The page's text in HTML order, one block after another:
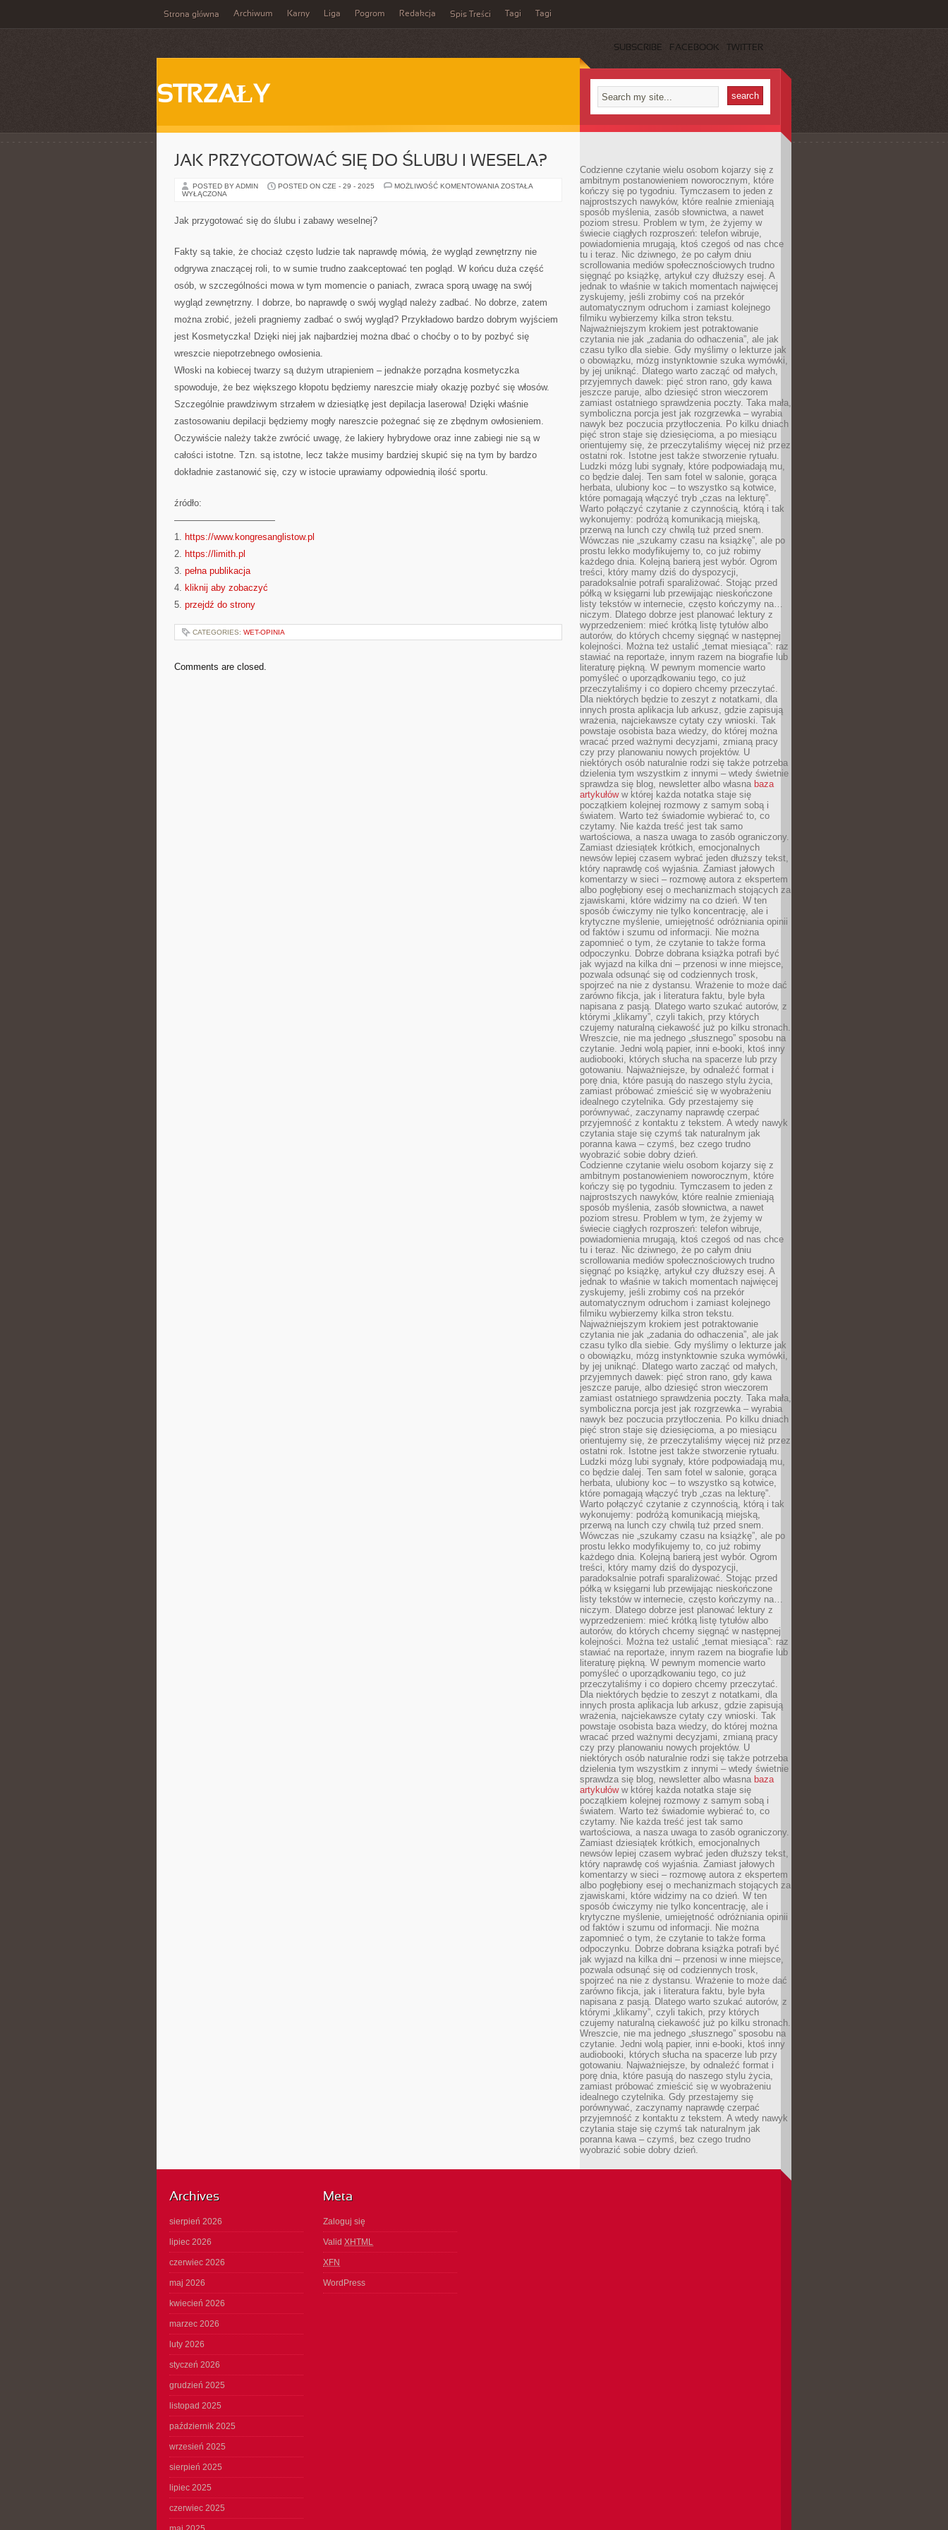
Strona główna Archiwum Karny Liga Pogrom Redakcja Spis Treści Tagi Tagi
SUBSCRIBE FACEBOOK TWITTER
STRZAŁY
JAK PRZYGOTOWAĆ SIĘ DO ŚLUBU I WESELA?
POSTED BY ADMIN POSTED ON CZE - 29 - 2025 MOŻLIWOŚĆ KOMENTOWANIA JAK
ZOSTAŁA
WYŁĄCZONA
Jak przygotować się do ślubu i zabawy weselnej?
Fakty są takie, że chociaż często ludzie tak naprawdę mówią, że wygląd zewnętrzny nie
odgrywa znaczącej roli, to w sumie trudno zaakceptować ten pogląd. W końcu duża część
osób, w szczególności mowa w tym momencie o paniach, zwraca sporą uwagę na swój
wygląd zewnętrzny. I dobrze, bo naprawdę o swój wygląd należy zadbać. No dobrze, zatem
można zrobić, jeżeli pragniemy zadbać o swój wygląd? Przykładowo bardzo dobrym wyjściem
jest Kosmetyczka! Dzięki niej jak najbardziej można dbać o choćby o to by pozbyć się
wreszcie niepotrzebnego owłosienia.
Włoski na kobiecej twarzy są dużym utrapieniem – jednakże porządna kosmetyczka
spowoduje, że bez większego kłopotu będziemy nareszcie miały okazję pozbyć się włosów.
Szczególnie prawdziwym strzałem w dziesiątkę jest depilacja laserowa! Dzięki właśnie
zastosowaniu depilacji będziemy mogły nareszcie pożegnać się ze zbędnym owłosieniem.
Oczywiście należy także zwrócić uwagę, że lakiery hybrydowe oraz inne zabiegi nie są w
całości istotne. Tzn. są istotne, lecz także musimy bardziej skupić się na tym by bardzo
dokładnie zastanowić się, czy w istocie uprawiamy odpowiednią ilość sportu.
źródło:
———————————
1. https://www.kongresanglistow.pl
2. https://limith.pl
3. pełna publikacja
4. kliknij aby zobaczyć
5. przejdź do strony
CATEGORIES: WET-OPINIA
Comments are closed.
Codzienne czytanie wielu osobom kojarzy się z
ambitnym postanowieniem noworocznym, które
kończy się po tygodniu. Tymczasem to jeden z
najprostszych nawyków, które realnie zmieniają
sposób myślenia, zasób słownictwa, a nawet
poziom stresu. Problem w tym, że żyjemy w
świecie ciągłych rozproszeń: telefon wibruje,
powiadomienia mrugają, ktoś czegoś od nas chce
tu i teraz. Nic dziwnego, że po całym dniu
scrollowania mediów społecznościowych trudno
sięgnąć po książkę, artykuł czy dłuższy esej. A
jednak to właśnie w takich momentach najwięcej
zyskujemy, jeśli zrobimy coś na przekór
automatycznym odruchom i zamiast kolejnego
filmiku wybierzemy kilka stron tekstu.
Najważniejszym krokiem jest potraktowanie
czytania nie jak „zadania do odhaczenia”, ale jak
czasu tylko dla siebie. Gdy myślimy o lekturze jak
o obowiązku, mózg instynktownie szuka wymówki,
by jej uniknąć. Dlatego warto zacząć od małych,
przyjemnych dawek: pięć stron rano, gdy kawa
jeszcze paruje, albo dziesięć stron wieczorem
zamiast ostatniego sprawdzenia poczty. Taka mała,
symboliczna porcja jest jak rozgrzewka – wyrabia
nawyk bez poczucia przytłoczenia. Po kilku dniach
pięć stron staje się dziesięcioma, a po miesiącu
orientujemy się, że przeczytaliśmy więcej niż przez
ostatni rok. Istotne jest także stworzenie rytuału.
Ludzki mózg lubi sygnały, które podpowiadają mu,
co będzie dalej. Ten sam fotel w salonie, gorąca
herbata, ulubiony koc – to wszystko są kotwice,
które pomagają włączyć tryb „czas na lekturę”.
Warto połączyć czytanie z czynnością, którą i tak
wykonujemy: podróżą komunikacją miejską,
przerwą na lunch czy chwilą tuż przed snem.
Wówczas nie „szukamy czasu na książkę”, ale po
prostu lekko modyfikujemy to, co już robimy
każdego dnia. Kolejną barierą jest wybór. Ogrom
treści, który mamy dziś do dyspozycji,
paradoksalnie potrafi sparaliżować. Stojąc przed
półką w księgarni lub przewijając nieskończone
listy tekstów w internecie, często kończymy na…
niczym. Dlatego dobrze jest planować lektury z
wyprzedzeniem: mieć krótką listę tytułów albo
autorów, do których chcemy sięgnąć w następnej
kolejności. Można też ustalić „temat miesiąca”: raz
stawiać na reportaże, innym razem na biografie lub
literaturę piękną. W pewnym momencie warto
pomyśleć o uporządkowaniu tego, co już
przeczytaliśmy i co dopiero chcemy przeczytać.
Dla niektórych będzie to zeszyt z notatkami, dla
innych prosta aplikacja lub arkusz, gdzie zapisują
wrażenia, najciekawsze cytaty czy wnioski. Tak
powstaje osobista baza wiedzy, do której można
wracać przed ważnymi decyzjami, zmianą pracy
czy przy planowaniu nowych projektów. U
niektórych osób naturalnie rodzi się także potrzeba
dzielenia tym wszystkim z innymi – wtedy świetnie
sprawdza się blog, newsletter albo własna baza
artykułóww której każda notatka staje się
początkiem kolejnej rozmowy z samym sobą i
światem. Warto też świadomie wybierać to, co
czytamy. Nie każda treść jest tak samo
wartościowa, a nasza uwaga to zasób ograniczony.
Zamiast dziesiątek krótkich, emocjonalnych
newsów lepiej czasem wybrać jeden dłuższy tekst,
który naprawdę coś wyjaśnia. Zamiast jałowych
komentarzy w sieci – rozmowę autora z ekspertem
albo pogłębiony esej o mechanizmach stojących za
zjawiskami, które widzimy na co dzień. W ten
sposób ćwiczymy nie tylko koncentrację, ale i
krytyczne myślenie, umiejętność odróżniania opinii
od faktów i szumu od informacji. Nie można
zapomnieć o tym, że czytanie to także forma
odpoczynku. Dobrze dobrana książka potrafi być
jak wyjazd na kilka dni – przenosi w inne miejsce,
pozwala odsunąć się od codziennych trosk,
spojrzeć na nie z dystansu. Wrażenie to może dać
zarówno fikcja, jak i literatura faktu, byle była
napisana z pasją. Dlatego warto szukać autorów, z
którymi „klikamy”, czyli takich, przy których
czujemy naturalną ciekawość już po kilku stronach.
Wreszcie, nie ma jednego „słusznego” sposobu na
czytanie. Jedni wolą papier, inni e-booki, ktoś inny
audiobooki, których słucha na spacerze lub przy
gotowaniu. Najważniejsze, by odnaleźć format i
porę dnia, które pasują do naszego stylu życia,
zamiast próbować zmieścić się w wyobrażeniu
idealnego czytelnika. Gdy przestajemy się
porównywać, zaczynamy naprawdę czerpać
przyjemność z kontaktu z tekstem. A wtedy nawyk
czytania staje się czymś tak naturalnym jak
poranna kawa – czymś, bez czego trudno
wyobrazić sobie dobry dzień.
Codzienne czytanie wielu osobom kojarzy się z
ambitnym postanowieniem noworocznym, które
kończy się po tygodniu. Tymczasem to jeden z
najprostszych nawyków, które realnie zmieniają
sposób myślenia, zasób słownictwa, a nawet
poziom stresu. Problem w tym, że żyjemy w
świecie ciągłych rozproszeń: telefon wibruje,
powiadomienia mrugają, ktoś czegoś od nas chce
tu i teraz. Nic dziwnego, że po całym dniu
scrollowania mediów społecznościowych trudno
sięgnąć po książkę, artykuł czy dłuższy esej. A
jednak to właśnie w takich momentach najwięcej
zyskujemy, jeśli zrobimy coś na przekór
automatycznym odruchom i zamiast kolejnego
filmiku wybierzemy kilka stron tekstu.
Najważniejszym krokiem jest potraktowanie
czytania nie jak „zadania do odhaczenia”, ale jak
czasu tylko dla siebie. Gdy myślimy o lekturze jak
o obowiązku, mózg instynktownie szuka wymówki,
by jej uniknąć. Dlatego warto zacząć od małych,
przyjemnych dawek: pięć stron rano, gdy kawa
jeszcze paruje, albo dziesięć stron wieczorem
zamiast ostatniego sprawdzenia poczty. Taka mała,
symboliczna porcja jest jak rozgrzewka – wyrabia
nawyk bez poczucia przytłoczenia. Po kilku dniach
pięć stron staje się dziesięcioma, a po miesiącu
orientujemy się, że przeczytaliśmy więcej niż przez
ostatni rok. Istotne jest także stworzenie rytuału.
Ludzki mózg lubi sygnały, które podpowiadają mu,
co będzie dalej. Ten sam fotel w salonie, gorąca
herbata, ulubiony koc – to wszystko są kotwice,
które pomagają włączyć tryb „czas na lekturę”.
Warto połączyć czytanie z czynnością, którą i tak
wykonujemy: podróżą komunikacją miejską,
przerwą na lunch czy chwilą tuż przed snem.
Wówczas nie „szukamy czasu na książkę”, ale po
prostu lekko modyfikujemy to, co już robimy
każdego dnia. Kolejną barierą jest wybór. Ogrom
treści, który mamy dziś do dyspozycji,
paradoksalnie potrafi sparaliżować. Stojąc przed
półką w księgarni lub przewijając nieskończone
listy tekstów w internecie, często kończymy na…
niczym. Dlatego dobrze jest planować lektury z
wyprzedzeniem: mieć krótką listę tytułów albo
autorów, do których chcemy sięgnąć w następnej
kolejności. Można też ustalić „temat miesiąca”: raz
stawiać na reportaże, innym razem na biografie lub
literaturę piękną. W pewnym momencie warto
pomyśleć o uporządkowaniu tego, co już
przeczytaliśmy i co dopiero chcemy przeczytać.
Dla niektórych będzie to zeszyt z notatkami, dla
innych prosta aplikacja lub arkusz, gdzie zapisują
wrażenia, najciekawsze cytaty czy wnioski. Tak
powstaje osobista baza wiedzy, do której można
wracać przed ważnymi decyzjami, zmianą pracy
czy przy planowaniu nowych projektów. U
niektórych osób naturalnie rodzi się także potrzeba
dzielenia tym wszystkim z innymi – wtedy świetnie
sprawdza się blog, newsletter albo własna baza
artykułóww której każda notatka staje się
początkiem kolejnej rozmowy z samym sobą i
światem. Warto też świadomie wybierać to, co
czytamy. Nie każda treść jest tak samo
wartościowa, a nasza uwaga to zasób ograniczony.
Zamiast dziesiątek krótkich, emocjonalnych
newsów lepiej czasem wybrać jeden dłuższy tekst,
który naprawdę coś wyjaśnia. Zamiast jałowych
komentarzy w sieci – rozmowę autora z ekspertem
albo pogłębiony esej o mechanizmach stojących za
zjawiskami, które widzimy na co dzień. W ten
sposób ćwiczymy nie tylko koncentrację, ale i
krytyczne myślenie, umiejętność odróżniania opinii
od faktów i szumu od informacji. Nie można
zapomnieć o tym, że czytanie to także forma
odpoczynku. Dobrze dobrana książka potrafi być
jak wyjazd na kilka dni – przenosi w inne miejsce,
pozwala odsunąć się od codziennych trosk,
spojrzeć na nie z dystansu. Wrażenie to może dać
zarówno fikcja, jak i literatura faktu, byle była
napisana z pasją. Dlatego warto szukać autorów, z
którymi „klikamy”, czyli takich, przy których
czujemy naturalną ciekawość już po kilku stronach.
Wreszcie, nie ma jednego „słusznego” sposobu na
czytanie. Jedni wolą papier, inni e-booki, ktoś inny
audiobooki, których słucha na spacerze lub przy
gotowaniu. Najważniejsze, by odnaleźć format i
porę dnia, które pasują do naszego stylu życia,
zamiast próbować zmieścić się w wyobrażeniu
idealnego czytelnika. Gdy przestajemy się
porównywać, zaczynamy naprawdę czerpać
przyjemność z kontaktu z tekstem. A wtedy nawyk
czytania staje się czymś tak naturalnym jak
poranna kawa – czymś, bez czego trudno
wyobrazić sobie dobry dzień.
Archives
sierpień 2026
lipiec 2026
czerwiec 2026
maj 2026
kwiecień 2026
marzec 2026
luty 2026
styczeń 2026
grudzień 2025
listopad 2025
październik 2025
wrzesień 2025
sierpień 2025
lipiec 2025
czerwiec 2025
Meta
Zaloguj się
Valid XHTML
XFN
WordPress